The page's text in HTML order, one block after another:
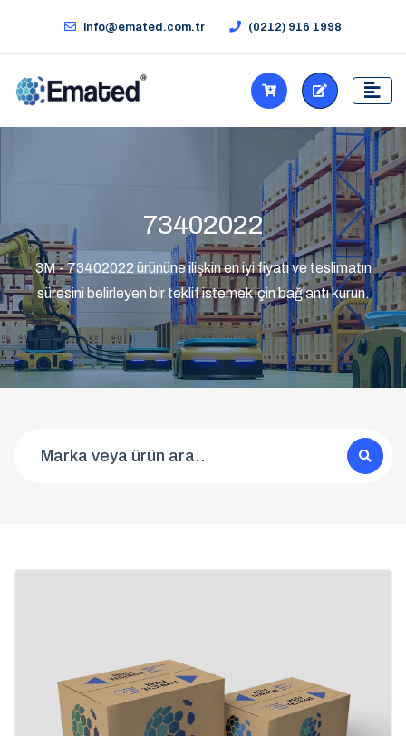
info@emated.com.tr (0212) 916 1998
73402022
3M - 73402022 ürününe ilişkin en iyi fiyatı ve teslimatın
süresini belirleyen bir teklif istemek için bağlantı kurun.